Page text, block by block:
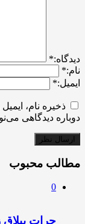
ديدگاه:*
نام:*
ایمیل:*
ذخیره نام،
دوباره دیدگاهی
مطالب محبوب
0
چرات ییلاق